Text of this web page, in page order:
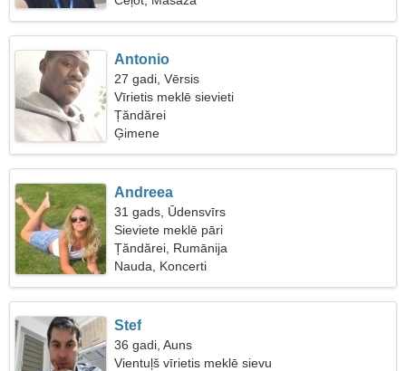
Antonio
27 gadi, Vērsis
Vīrietis meklē sievieti
Țăndărei
Ģimene
Andreea
31 gads, Ūdensvīrs
Sieviete meklē pāri
Țăndărei, Rumānija
Nauda, Koncerti
Stef
36 gadi, Auns
Vientuļš vīrietis meklē sievu